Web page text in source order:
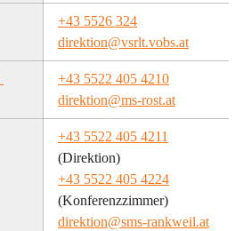
+43 5526 324
direktion@vsrlt.vobs.at
+43 5522 405 4210
direktion@ms-rost.at
+43 5522 405 4211
(Direktion)
+43 5522 405 4224
(Konferenzzimmer)
direktion@sms-rankweil.at